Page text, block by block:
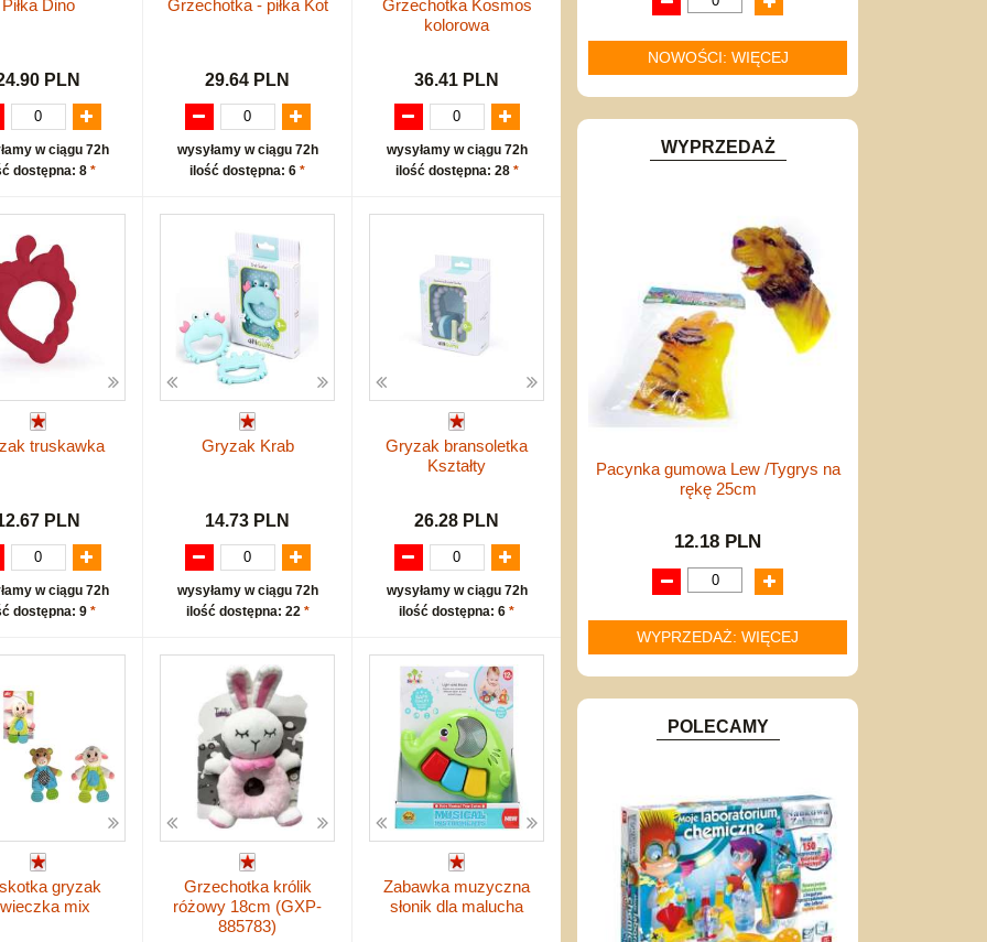
Piłka Dino
PLN
w ciągu 72h
dostępna: 8 *
Grzechotka - piłka Kot
29.64 PLN
wysyłamy w ciągu 72h
ilość dostępna: 6 *
Grzechotka Kosmos
kolorowa
36.41 PLN
wysyłamy w ciągu 72h
ilość dostępna: 28 *
truskawka
PLN
w ciągu 72h
dostępna: 9 *
Gryzak Krab
14.73 PLN
wysyłamy w ciągu 72h
ilość dostępna: 22 *
Gryzak bransoletka
Kształty
26.28 PLN
wysyłamy w ciągu 72h
ilość dostępna: 6 *
gryzak
mix
Grzechotka królik
różowy 18cm (GXP-
885783)
Zabawka muzyczna
słonik dla malucha
NOWOŚCI: WIĘCEJ
WYPRZEDAŻ
Pacynka gumowa Lew /Tygrys na
rękę 25cm
12.18 PLN
WYPRZEDAŻ: WIĘCEJ
POLECAMY